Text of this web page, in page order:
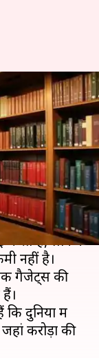
दस्तावेजों
या
करते हैं, लेकिन
नहीं है।
गैजेट्स की
दुनिया में
करोड़ों की